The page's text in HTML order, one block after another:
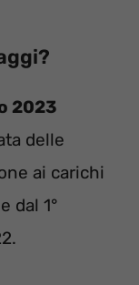
2023
delle
ai carichi
dal 1°